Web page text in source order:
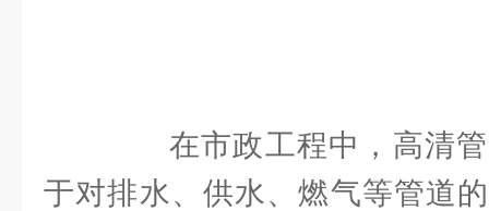
在市政工程中，高清管
于对排水、供水、燃气等管道